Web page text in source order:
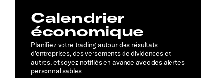
Calendrier
économique
Planifiez votre trading autour des résultats
d'entreprises, des versements de dividendes et
autres, et soyez notifiés en avance avec des alertes
personnalisables